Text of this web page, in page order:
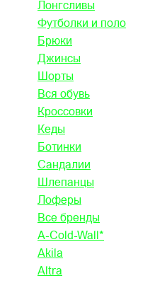
Лонгсливы
Футболки и поло
Брюки
Джинсы
Шорты
Вся обувь
Кроссовки
Кеды
Ботинки
Сандалии
Шлепанцы
Лоферы
Все бренды
A-Cold-Wall*
Akila
Altra